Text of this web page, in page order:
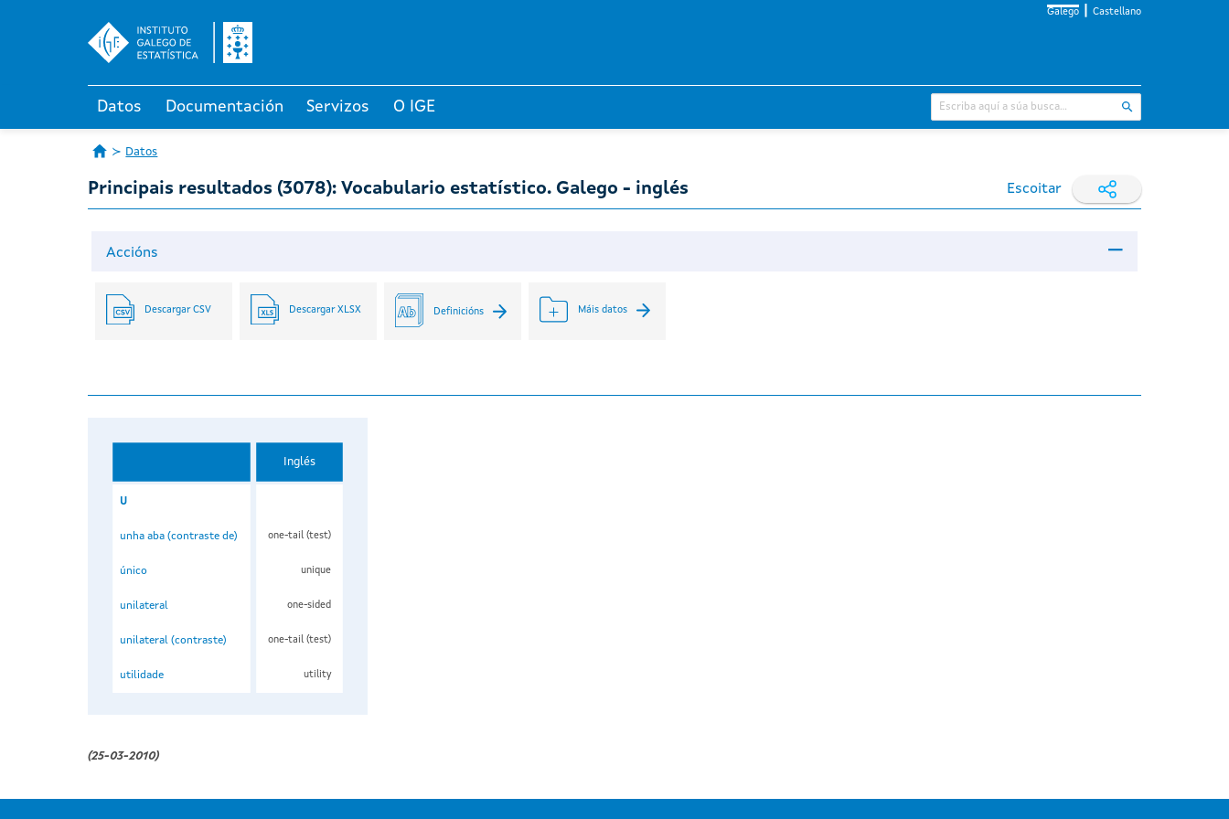
Galego Castellano
Datos Documentación Servizos O IGE
Datos
Principais resultados (3078): Vocabulario estatístico. Galego - inglés Escoitar
Accións
Descargar CSV Descargar XLSX Definicións Máis datos
Inglés
U
unha aba (contraste de) one-tail (test)
único unique
unilateral one-sided
unilateral (contraste) one-tail (test)
utilidade utility
(25-03-2010)